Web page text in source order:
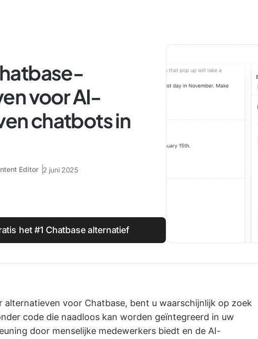
voor AI-
chatbots in
Editor 2 juni 2025
het #1 Chatbase alternatief
alternatieven voor Chatbase, bent u waarschijnlijk op zoek
code die naadloos kan worden geïntegreerd in uw
door menselijke medewerkers biedt en de AI-